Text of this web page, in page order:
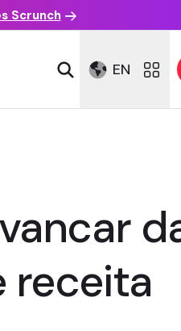
Scrunch
EN
receita